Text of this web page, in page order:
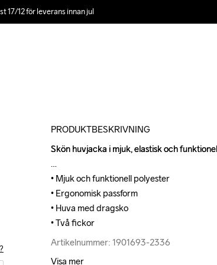
17/12 för leverans innan jul
PRODUKTBESKRIVNING
Skön huvjacka i mjuk, elastisk och
• Mjuk och funktionell polyester
• Ergonomisk passform
• Huva med dragsko
• Två fickor
Artikelnummer: 1901693-2336
Skön huvjacka i mjuk, elastisk och
• Mjuk och funktionell polyester
• Ergonomisk passform
• Huva med dragsko
• Två fickor
Artikelnummer: 1901693-2336
Visa mer